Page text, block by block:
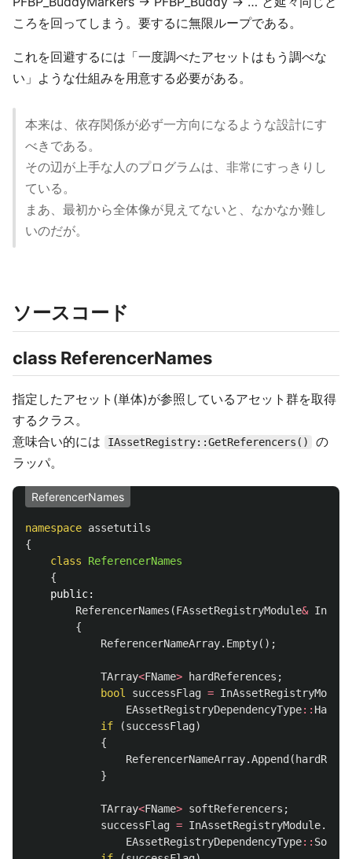
ころを回ってしまう。要するに無限ループである。
これを回避するには「一度調べたアセットはもう調べな
い」ような仕組みを用意する必要がある。
本来は、依存関係が必ず一方向になるような設計にす
べきである。
その辺が上手な人のプログラムは、非常にすっきりし
ている。
まあ、最初から全体像が見えてないと、なかなか難し
いのだが。
ソースコード
class ReferencerNames
指定したアセット(単体)が参照しているアセット群を取得
するクラス。
意味合い的には
IAssetRegistry::GetReferencers()
の
ラッパ。
ReferencerNames
namespace assetutils
{
class
ReferencerNames
{
public:
ReferencerNames (FAssetRegistryModule&
{
ReferencerNameArray. Empty();
TArray<FName> hardReferences ;
bool
successFlag = InAssetRegistryModule
EAssetRegistryDependencyType:: Hard
if
(successFlag)
{
ReferencerNameArray.Append (
}
TArray<FName> softReferencers ;
successFlag = InAssetRegistryModule.
EAssetRegistryDependencyType:: Soft